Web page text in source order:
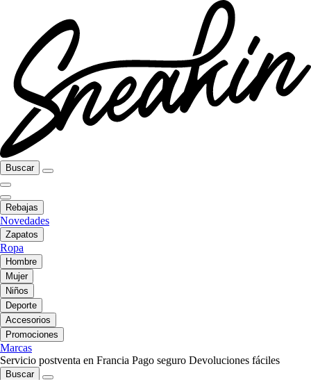
Buscar
Rebajas
Novedades
Zapatos
Ropa
Hombre
Mujer
Niños
Deporte
Accesorios
Promociones
Marcas
Servicio postventa en Francia Pago seguro Devoluciones fáciles
Buscar